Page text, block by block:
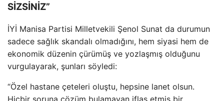
SİZSİNİZ”
İYİ Manisa Partisi Milletvekili Şenol Sunat da durumun
sadece sağlık skandalı olmadığını, hem siyasi hem de
ekonomik düzenin çürümüş ve yozlaşmış olduğunu
vurgulayarak, şunları söyledi:
“Özel hastane çeteleri oluştu, hepsine lanet olsun.